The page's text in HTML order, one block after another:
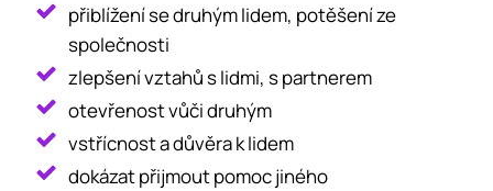
přiblížení se druhým lidem, potěšení ze
společnosti
zlepšení vztahů s lidmi, s partnerem
otevřenost vůči druhým
vstřícnost a důvěra k lidem
dokázat přijmout pomoc jiného